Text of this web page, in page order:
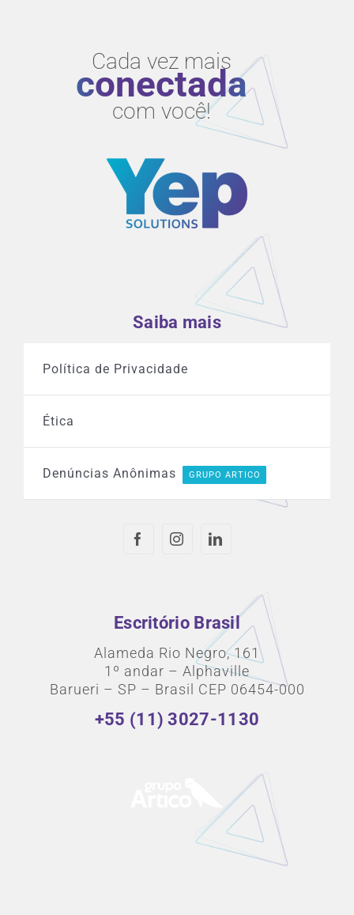
Cada vez mais
conectada
com você!
Saiba mais
Política de Privacidade
Ética
Denúncias Anônimas GRUPO ARTICO
Escritório Brasil
Alameda Rio Negro, 161
1º andar – Alphaville
Barueri – SP – Brasil CEP 06454-000
+55 (11) 3027-1130